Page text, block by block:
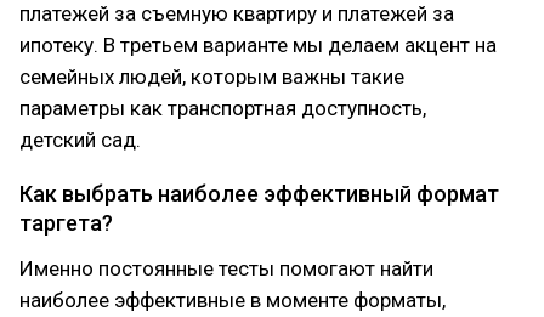
платежей за съемную квартиру и платежей за
ипотеку. В третьем варианте мы делаем акцент на
семейных людей, которым важны такие
параметры как транспортная доступность,
детский сад.
Как выбрать наиболее эффективный формат
таргета?
Именно постоянные тесты помогают найти
наиболее эффективные в моменте форматы,